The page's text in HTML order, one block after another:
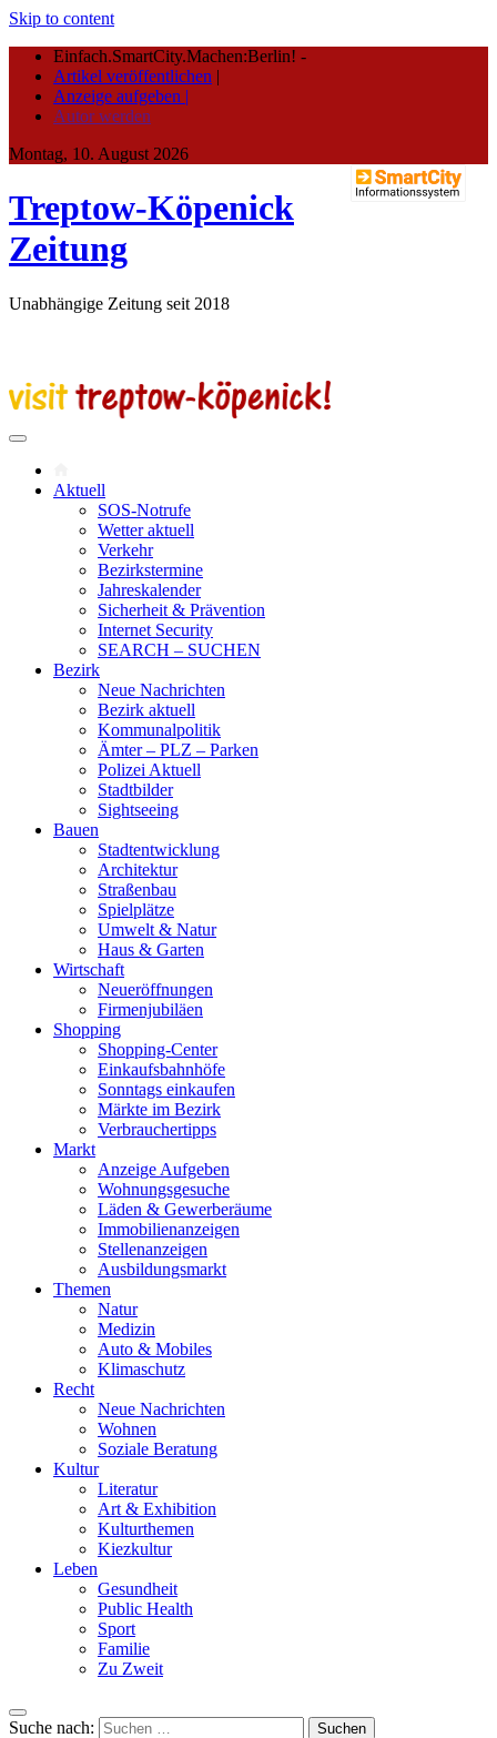
Skip to content
Einfach.SmartCity.Machen:Berlin! -
Artikel veröffentlichen |
Anzeige aufgeben |
Autor werden
Montag, 10. August 2026
Treptow-Köpenick
Zeitung
Unabhängige Zeitung seit 2018
Aktuell
SOS-Notrufe
Wetter aktuell
Verkehr
Bezirkstermine
Jahreskalender
Sicherheit & Prävention
Internet Security
SEARCH – SUCHEN
Bezirk
Neue Nachrichten
Bezirk aktuell
Kommunalpolitik
Ämter – PLZ – Parken
Polizei Aktuell
Stadtbilder
Sightseeing
Bauen
Stadtentwicklung
Architektur
Straßenbau
Spielplätze
Umwelt & Natur
Haus & Garten
Wirtschaft
Neueröffnungen
Firmenjubiläen
Shopping
Shopping-Center
Einkaufsbahnhöfe
Sonntags einkaufen
Märkte im Bezirk
Verbrauchertipps
Markt
Anzeige Aufgeben
Wohnungsgesuche
Läden & Gewerberäume
Immobilienanzeigen
Stellenanzeigen
Ausbildungsmarkt
Themen
Natur
Medizin
Auto & Mobiles
Klimaschutz
Recht
Neue Nachrichten
Wohnen
Soziale Beratung
Kultur
Literatur
Art & Exhibition
Kulturthemen
Kiezkultur
Leben
Gesundheit
Public Health
Sport
Familie
Zu Zweit
Suche nach: